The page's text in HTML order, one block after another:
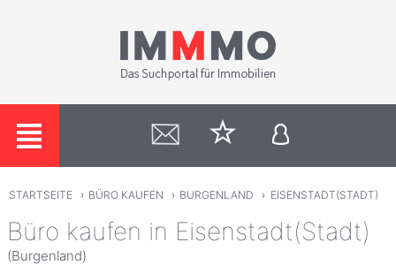
STARTSEITE › BÜRO KAUFEN › BURGENLAND › EISENSTADT(STADT)
Büro kaufen in Eisenstadt(Stadt)
(Burgenland)